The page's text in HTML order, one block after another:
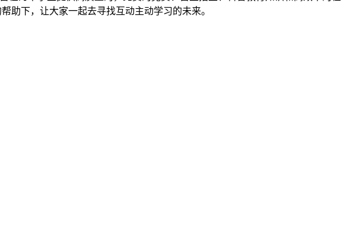
助下，让大家一起去寻找互动主动学习的未来。